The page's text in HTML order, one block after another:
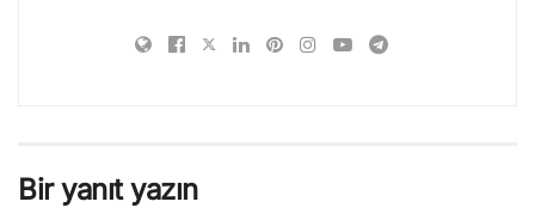
Bir yanıt yazın